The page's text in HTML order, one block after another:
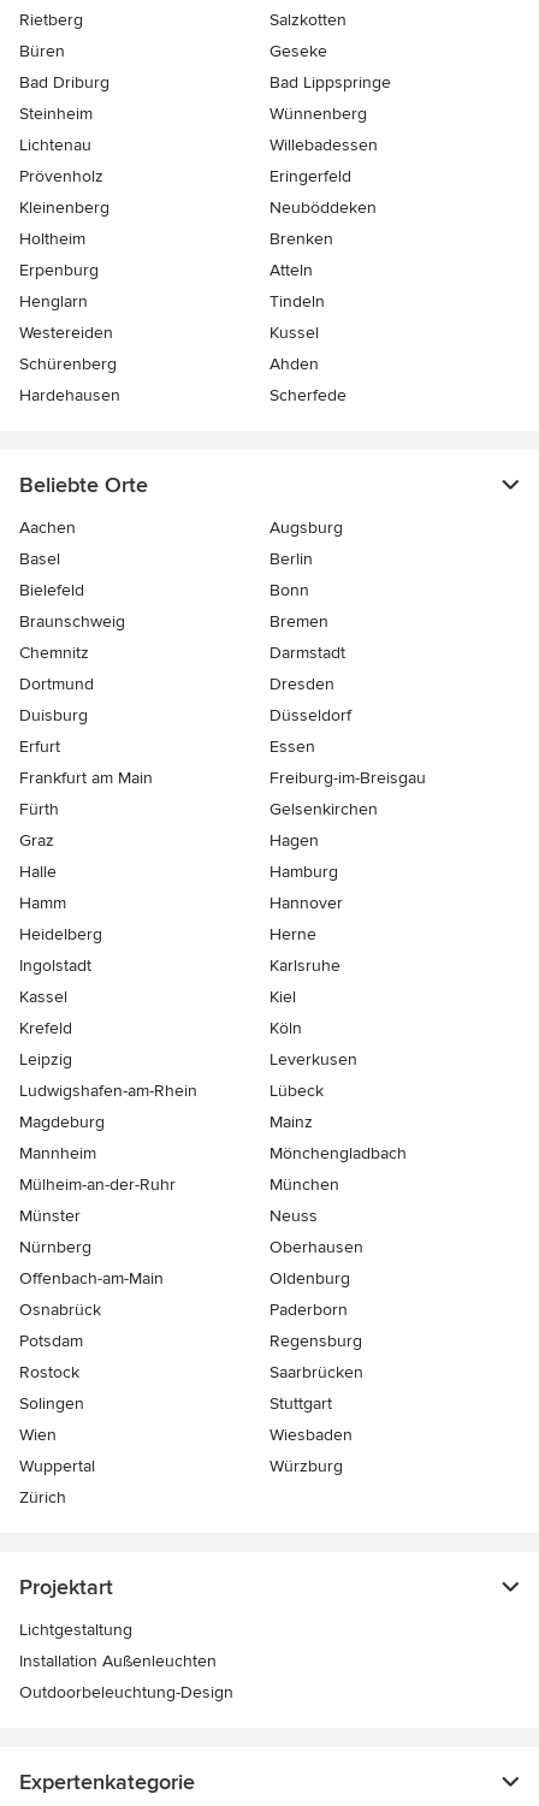
Rietberg
Salzkotten
Büren
Geseke
Bad Driburg
Bad Lippspringe
Steinheim
Wünnenberg
Lichtenau
Willebadessen
Prövenholz
Eringerfeld
Kleinenberg
Neuböddeken
Holtheim
Brenken
Erpenburg
Atteln
Henglarn
Tindeln
Westereiden
Kussel
Schürenberg
Ahden
Hardehausen
Scherfede
Beliebte Orte
Aachen
Augsburg
Basel
Berlin
Bielefeld
Bonn
Braunschweig
Bremen
Chemnitz
Darmstadt
Dortmund
Dresden
Duisburg
Düsseldorf
Erfurt
Essen
Frankfurt am Main
Freiburg-im-Breisgau
Fürth
Gelsenkirchen
Graz
Hagen
Halle
Hamburg
Hamm
Hannover
Heidelberg
Herne
Ingolstadt
Karlsruhe
Kassel
Kiel
Krefeld
Köln
Leipzig
Leverkusen
Ludwigshafen-am-Rhein
Lübeck
Magdeburg
Mainz
Mannheim
Mönchen­gladbach
Mülheim-an-der-Ruhr
München
Münster
Neuss
Nürnberg
Oberhausen
Offenbach-am-Main
Oldenburg
Osnabrück
Paderborn
Potsdam
Regensburg
Rostock
Saarbrücken
Solingen
Stuttgart
Wien
Wiesbaden
Wuppertal
Würzburg
Zürich
Projektart
Lichtgestaltung
Installation Außenleuchten
Outdoorbeleuchtung-Design
Expertenkategorie